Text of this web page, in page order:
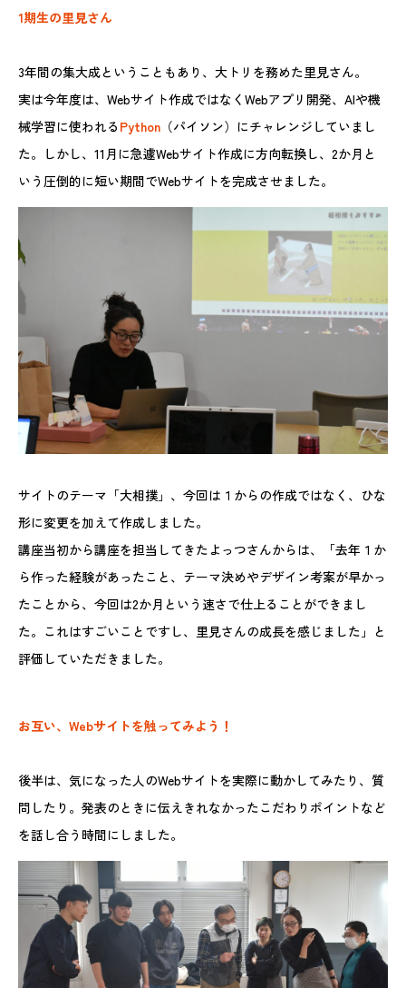
1期生の里見さん
3年間の集大成ということもあり、大トリを務めた里見さん。
実は今年度は、Webサイト作成ではなくWebアプリ開発、AIや機
械学習に使われる Python （パイソン）にチャレンジしていまし
た。しかし、11月に急遽Webサイト作成に方向転換し、2か月と
いう圧倒的に短い期間でWebサイトを完成させました。
サイトのテーマ「大相撲」、今回は１からの作成ではなく、ひな
形に変更を加えて作成しました。
講座当初から講座を担当してきたよっつさんからは、「去年１か
ら作った経験があったこと、テーマ決めやデザイン考案が早かっ
たことから、今回は2か月という速さで仕上ることができまし
た。これはすごいことですし、里見さんの成長を感じました」と
評価していただきました。
お互い、Webサイトを触ってみよう！
後半は、気になった人のWebサイトを実際に動かしてみたり、質
問したり。発表のときに伝えきれなかったこだわりポイントなど
を話し合う時間にしました。